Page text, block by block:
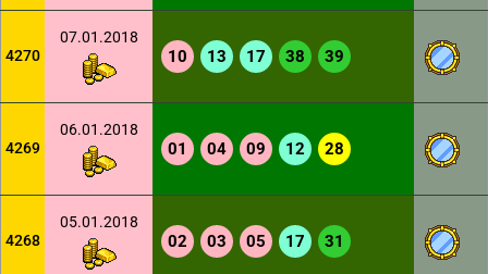
4270
07.01.2018
10 13 17 38 39
4269
06.01.2018
01 04 09 12 28
4268
05.01.2018
02 03 05 17 31